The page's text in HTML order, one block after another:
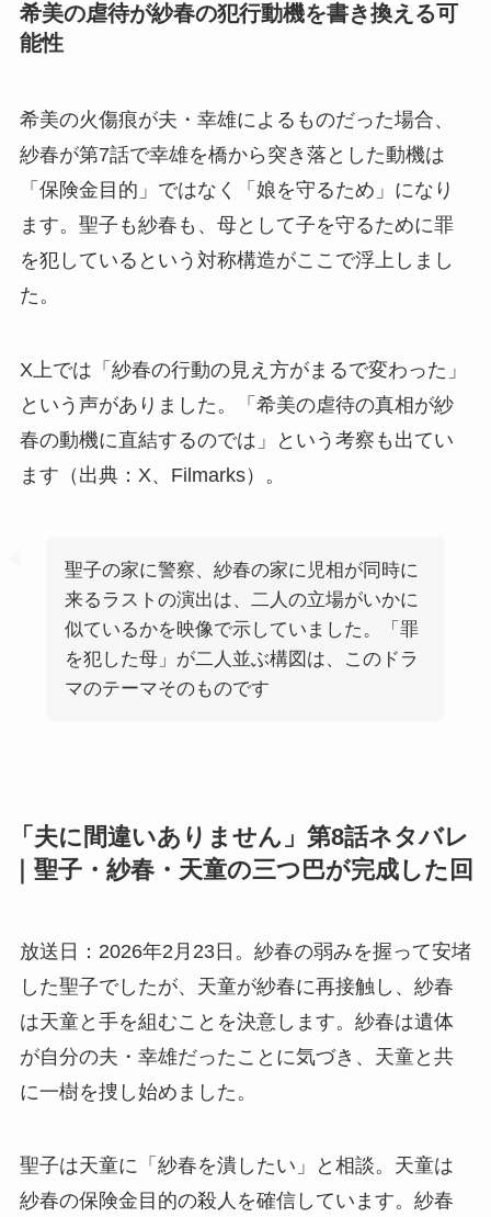
希美の虐待が紗春の犯行動機を書き換える可
能性
希美の火傷痕が夫・幸雄によるものだった場合、
紗春が第7話で幸雄を橋から突き落とした動機は
「保険金目的」ではなく「娘を守るため」になり
ます。聖子も紗春も、母として子を守るために罪
を犯しているという対称構造がここで浮上しまし
た。
X上では「紗春の行動の見え方がまるで変わった」
という声がありました。「希美の虐待の真相が紗
春の動機に直結するのでは」という考察も出てい
ます（出典：X、Filmarks）。
聖子の家に警察、紗春の家に児相が同時に
来るラストの演出は、二人の立場がいかに
似ているかを映像で示していました。「罪
を犯した母」が二人並ぶ構図は、このドラ
マのテーマそのものです
「夫に間違いありません」第8話ネタバレ
｜聖子・紗春・天童の三つ巴が完成した回
放送日：2026年2月23日。紗春の弱みを握って安堵
した聖子でしたが、天童が紗春に再接触し、紗春
は天童と手を組むことを決意します。紗春は遺体
が自分の夫・幸雄だったことに気づき、天童と共
に一樹を捜し始めました。
聖子は天童に「紗春を潰したい」と相談。天童は
紗春の保険金目的の殺人を確信しています。紗春